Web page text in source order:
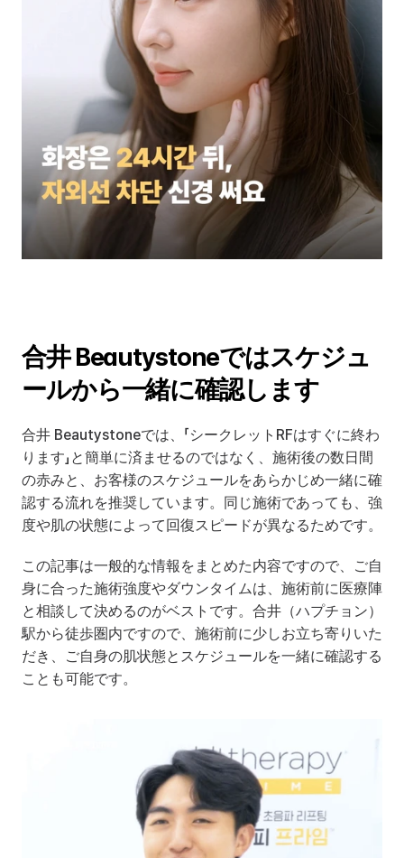
合井 Beautystoneではスケジュ
ールから一緒に確認します
合井 Beautystoneでは、「シークレットRFはすぐに終わ
ります」と簡単に済ませるのではなく、施術後の数日間
の赤みと、お客様のスケジュールをあらかじめ一緒に確
認する流れを推奨しています。同じ施術であっても、強
度や肌の状態によって回復スピードが異なるためです。
この記事は一般的な情報をまとめた内容ですので、ご自
身に合った施術強度やダウンタイムは、施術前に医療陣
と相談して決めるのがベストです。合井（ハプチョン）
駅から徒歩圏内ですので、施術前に少しお立ち寄りいた
だき、ご自身の肌状態とスケジュールを一緒に確認する
ことも可能です。